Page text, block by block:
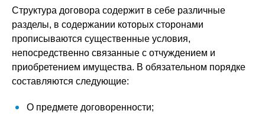
Структура договора содержит в себе различные
разделы, в содержании которых сторонами
прописываются существенные условия,
непосредственно связанные с отчуждением и
приобретением имущества. В обязательном порядке
составляются следующие:
О предмете договоренности;